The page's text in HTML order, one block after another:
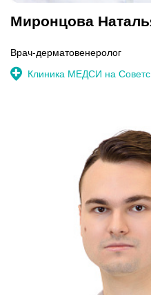
Миронцова
Врач-дерматовенеролог
Клиника МЕДСИ на